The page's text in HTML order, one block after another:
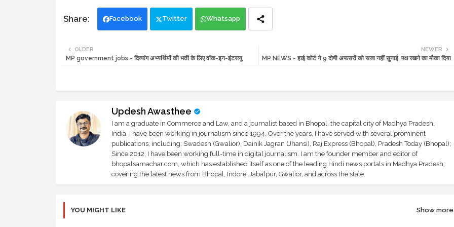
Facebook Twitter Whatsapp
NEWER
MP NEWS - हाई कोर्ट ने 9 दोषी अफसरों को सजा नहीं सुनाई, पक्ष रखने का मौका दिया
OLDER
MP government jobs - दिव्यांग अभ्यर्थियों की भर्ती के लिए वॉक-इन-इंटरव्यू
Updesh Awasthee
I am a graduate in Commerce and Law, and a journalist based in Bhopal, the capital city of Madhya Pradesh,
India. I have been working in journalism since 1994. Over the years, I have served with several prominent
publications, including: Swadesh (Gwalior), Dainik Jagran (Jhansi), Raj Express (Bhopal), Pradesh Today (Bhopal);
Since 2012, I have been working full-time in digital journalism. I am the founder member and editor of
bhopalsamachar.com, which has established itself as one of the leading Hindi news portals in Madhya Pradesh,
covering the latest news from Bhopal, Indore, Jabalpur, Gwalior, and across the state.
YOU MIGHT LIKE Show more